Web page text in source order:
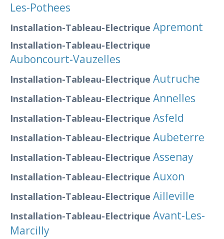
Les-Pothees
Installation-Tableau-Electrique Apremont
Installation-Tableau-Electrique
Auboncourt-Vauzelles
Installation-Tableau-Electrique Autruche
Installation-Tableau-Electrique Annelles
Installation-Tableau-Electrique Asfeld
Installation-Tableau-Electrique Aubeterre
Installation-Tableau-Electrique Assenay
Installation-Tableau-Electrique Auxon
Installation-Tableau-Electrique Ailleville
Installation-Tableau-Electrique Avant-Les-
Marcilly